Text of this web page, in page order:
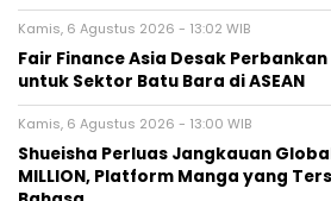
Kamis, 6 Agustus 2026 - 13:02 WIB
Fair Finance Asia Desak
untuk Sektor Batu Bara di ASEAN
Kamis, 6 Agustus 2026 - 13:00 WIB
Shueisha Perluas Jangkauan
MILLION, Platform Manga yang